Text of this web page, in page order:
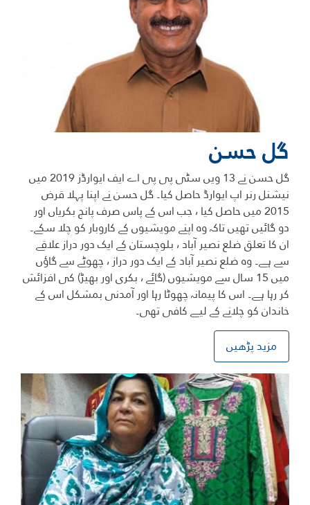
گل حسن
گل حسن نے 13 ویں سٹی پی پی اے ایف ایوارڈز 2019 میں
نیشنل رنر اپ ایوارڈ حاصل کیا۔ گل حسن نے اپنا پہلا قرض
2015 میں حاصل کیا ، جب اس کے پاس صرف پانچ بکریاں اور
دو گائیں تھیں تاکہ وہ اپنے مویشیوں کے کاروبار کو چلا سکے۔
ان کا تعلق ضلع نصیر آباد ، بلوچستان کے ایک دور دراز علاقے
سے ہے۔ وہ ضلع نصیر آباد کے ایک دور دراز ، چھوٹے سے گاؤں
میں 15 سال سے مویشیوں (گائے ، بکری اور بھیڑ) کی افزائش
کر رہا ہے۔ اس کا پیمانہ چھوٹا رہا اور آمدنی بمشکل اس کے
خاندان کو چلانے کے لیے کافی تھی۔
مزید پڑھیں